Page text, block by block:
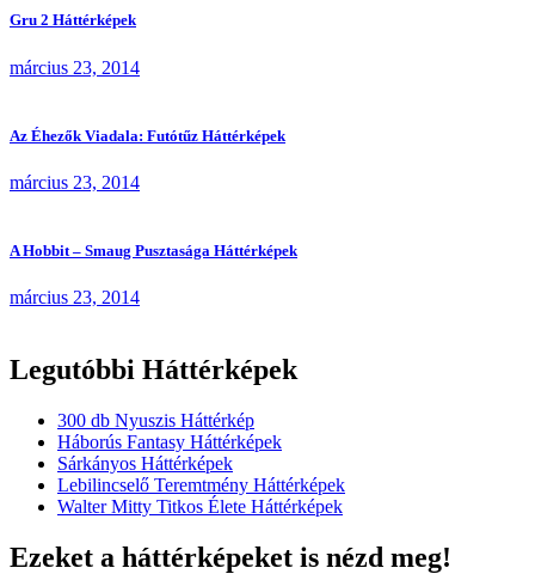
Gru 2 Háttérképek
március 23, 2014
Az Éhezők Viadala: Futótűz Háttérképek
március 23, 2014
A Hobbit – Smaug Pusztasága Háttérképek
március 23, 2014
Legutóbbi Háttérképek
300 db Nyuszis Háttérkép
Háborús Fantasy Háttérképek
Sárkányos Háttérképek
Lebilincselő Teremtmény Háttérképek
Walter Mitty Titkos Élete Háttérképek
Ezeket a háttérképeket is nézd meg!